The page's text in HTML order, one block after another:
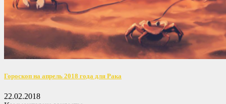
Гороскоп на апрель 2018 года для Рака
22.02.2018